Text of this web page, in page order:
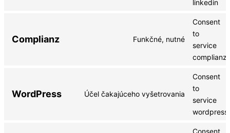
linkedin
Complianz Funkčné, nutné
Consent
to
service
complianz
WordPress Účel čakajúceho vyšetrovania
Consent
to
service
wordpress
Consent